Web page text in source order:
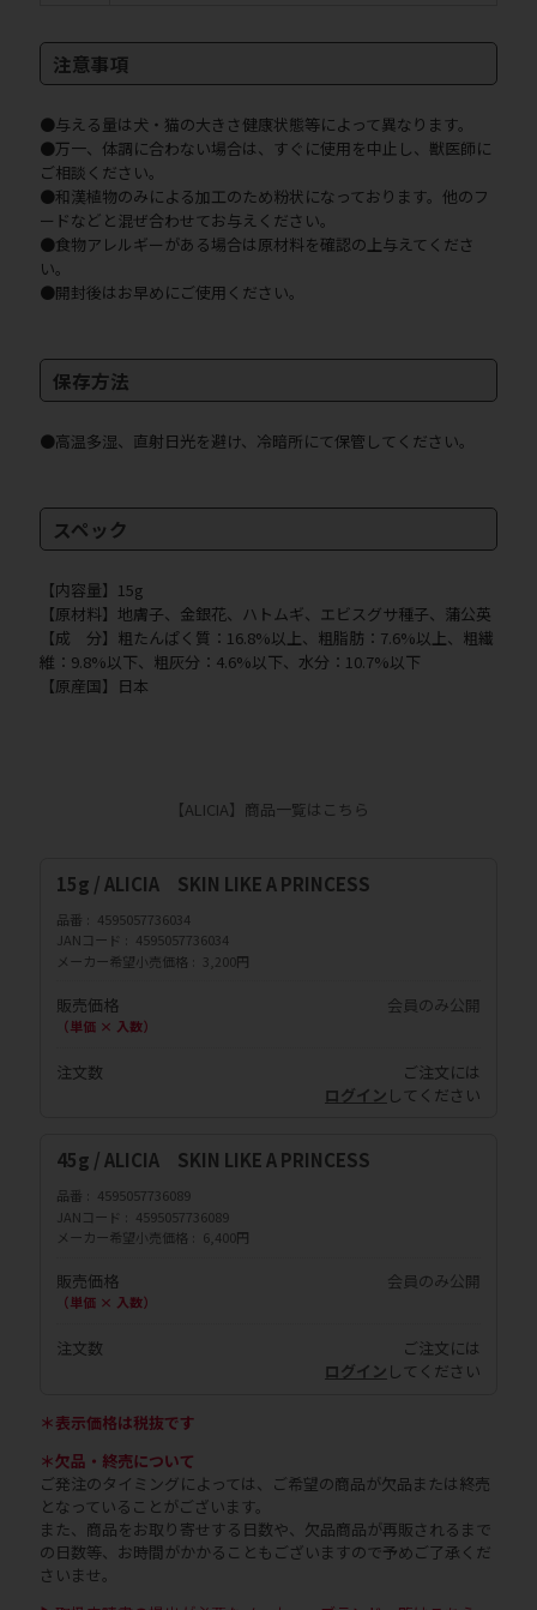
注意事項
●与える量は犬・猫の大きさ健康状態等によって異なります。
●万一、体調に合わない場合は、すぐに使用を中止し、獣医師に
ご相談ください。
●和漢植物のみによる加工のため粉状になっております。他のフ
ードなどと混ぜ合わせてお与えください。
●食物アレルギーがある場合は原材料を確認の上与えてくださ
い。
●開封後はお早めにご使用ください。
保存方法
●高温多湿、直射日光を避け、冷暗所にて保管してください。
スペック
【内容量】15g
【原材料】地膚子、金銀花、ハトムギ、エビスグサ種子、蒲公英
【成 分】粗たんぱく質：16.8%以上、粗脂肪：7.6%以上、粗繊
維：9.8%以下、粗灰分：4.6%以下、水分：10.7%以下
【原産国】日本
【ALICIA】商品一覧はこちら
15g / ALICIA SKIN LIKE A PRINCESS
品番
4595057736034
JANコード
4595057736034
メーカー希望小売価格
3,200円
販売価格
（単価 × 入数）
会員のみ公開
注文数
ご注文には
ログイン してください
45g / ALICIA SKIN LIKE A PRINCESS
品番
4595057736089
JANコード
4595057736089
メーカー希望小売価格
6,400円
販売価格
（単価 × 入数）
会員のみ公開
注文数
ご注文には
ログイン してください
＊表示価格は税抜です
＊欠品・終売について
ご発注のタイミングによっては、ご希望の商品が欠品または終売
となっていることがございます。
また、商品をお取り寄せする日数や、欠品商品が再販されるまで
の日数等、お時間がかかることもございますので予めご了承くだ
さいませ。